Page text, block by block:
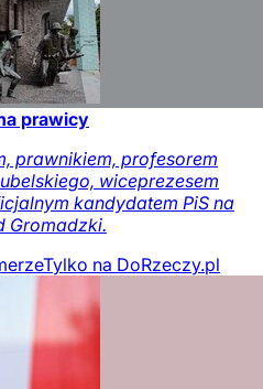
prawicy
prawnikiem, profesorem
wiceprezesem
kandydatem PiS na
Gromadzki.
Tylko na DoRzeczy.pl